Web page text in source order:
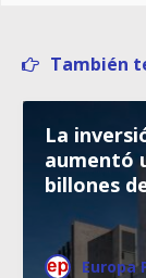
También
La
aumentó
billones
Europa